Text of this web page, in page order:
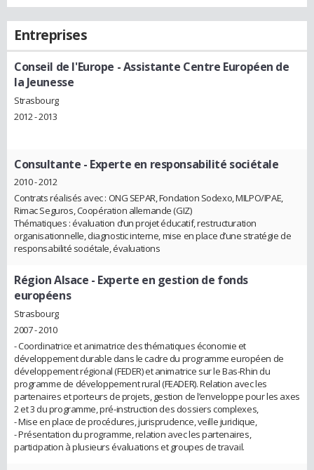
Entreprises
Conseil de l'Europe - Assistante Centre Européen de
la Jeunesse
Strasbourg
2012 - 2013
Consultante - Experte en responsabilité sociétale
2010 - 2012
Contrats réalisés avec : ONG SEPAR, Fondation Sodexo, MILPO/IPAE,
Rimac Seguros, Coopération allemande (GIZ)
Thématiques : évaluation d’un projet éducatif, restructuration
organisationnelle, diagnostic interne, mise en place d’une stratégie de
responsabilité sociétale, évaluations
Région Alsace - Experte en gestion de fonds
européens
Strasbourg
2007 - 2010
- Coordinatrice et animatrice des thématiques économie et
développement durable dans le cadre du programme européen de
développement régional (FEDER) et animatrice sur le Bas-Rhin du
programme de développement rural (FEADER). Relation avec les
partenaires et porteurs de projets, gestion de l’enveloppe pour les axes
2 et 3 du programme, pré-instruction des dossiers complexes,
- Mise en place de procédures, jurisprudence, veille juridique,
- Présentation du programme, relation avec les partenaires,
participation à plusieurs évaluations et groupes de travail.